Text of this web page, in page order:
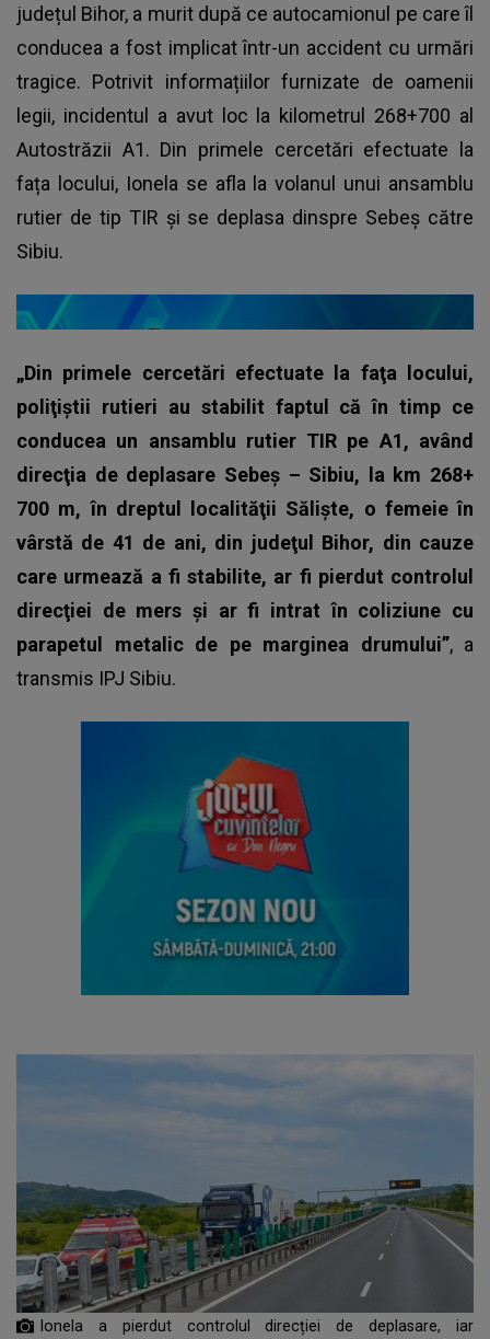
județul Bihor, a murit după ce autocamionul pe care îl
conducea a fost implicat într-un accident cu urmări
tragice. Potrivit informațiilor furnizate de oamenii
legii, incidentul a avut loc la kilometrul 268+700 al
Autostrăzii A1. Din primele cercetări efectuate la
fața locului, Ionela se afla la volanul unui ansamblu
rutier de tip TIR și se deplasa dinspre Sebeș către
Sibiu.
„Din primele cercetări efectuate la faţa locului,
poliţiştii rutieri au stabilit faptul că în timp ce
conducea un ansamblu rutier TIR pe A1, având
direcţia de deplasare Sebeş – Sibiu, la km 268+
700 m, în dreptul localităţii Sălişte, o femeie în
vârstă de 41 de ani, din judeţul Bihor, din cauze
care urmează a fi stabilite, ar fi pierdut controlul
direcţiei de mers şi ar fi intrat în coliziune cu
parapetul metalic de pe marginea drumului”, a
transmis IPJ Sibiu.
Ionela a pierdut controlul direcției de deplasare, iar